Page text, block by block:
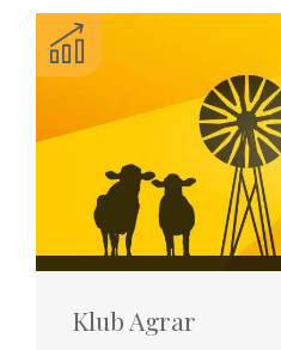
Klub Agrar